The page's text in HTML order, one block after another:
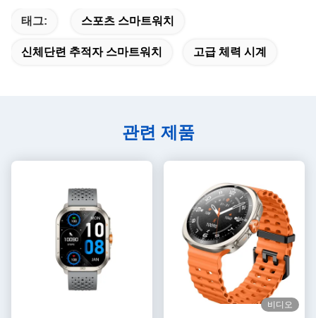
태그: 스포츠 스마트워치
신체단련 추적자 스마트워치 고급 체력 시계
관련 제품
비디오